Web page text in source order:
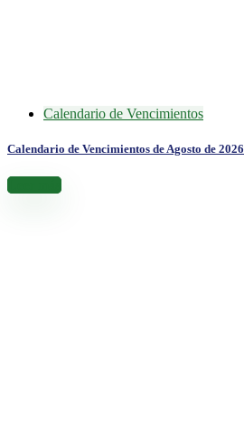
Calendario de Vencimientos
Calendario de Vencimientos de Agosto de 2026